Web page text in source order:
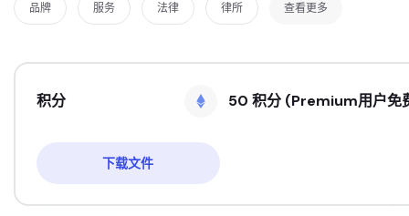
品牌 服务 法律 律所 查看更多
积分 50 积分 (Premium用户免
下载文件